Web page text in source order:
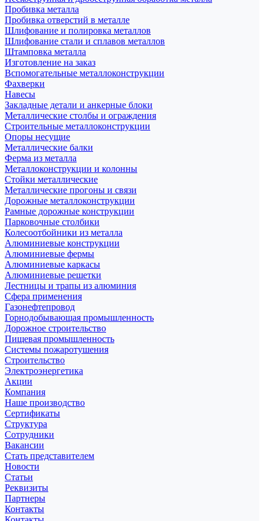
Пробивка металла
Пробивка отверстий в металле
Шлифование и полировка металлов
Шлифование стали и сплавов металлов
Штамповка металла
Изготовление на заказ
Вспомогательные металлоконструкции
Фахверки
Навесы
Закладные детали и анкерные блоки
Металлические столбы и ограждения
Строительные металлоконструкции
Опоры несущие
Металлические балки
Ферма из металла
Металлоконструкции и колонны
Стойки металлические
Металлические прогоны и связи
Дорожные металлоконструкции
Рамные дорожные конструкции
Парковочные столбики
Колесоотбойники из металла
Алюминиевые конструкции
Алюминиевые фермы
Алюминиевые каркасы
Алюминиевые решетки
Лестницы и трапы из алюминия
Сфера применения
Газонефтепровод
Горнодобывающая промышленность
Дорожное строительство
Пищевая промышленность
Системы пожаротушения
Строительство
Электроэнергетика
Акции
Компания
Наше производство
Сертификаты
Структура
Сотрудники
Вакансии
Стать представителем
Новости
Статьи
Реквизиты
Партнеры
Контакты